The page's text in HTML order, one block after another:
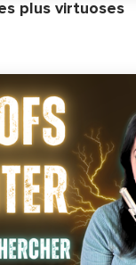
plus virtuoses